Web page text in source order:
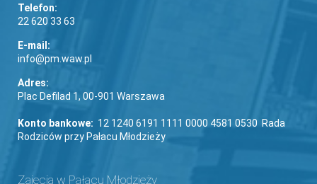
Telefon:
22 620 33 63
E-mail:
info@pm.waw.pl
Adres:
Plac Defilad 1, 00-901 Warszawa
Konto bankowe: 12 1240 6191 1111 0000 4581 0530 Rada
Rodziców przy Pałacu Młodzieży
Zajęcia w Pałacu Młodzieży